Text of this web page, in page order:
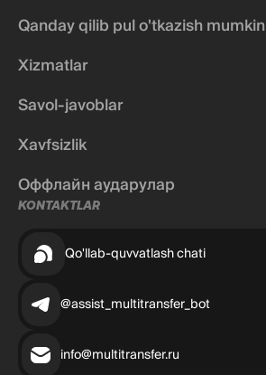
Qanday qilib pul o'tkazish mumkin
Xizmatlar
Savol-javoblar
Xavfsizlik
Оффлайн аударулар
KONTAKTLAR
Qo'llab-quvvatlash chati
@assist_multitransfer_bot
info@multitransfer.ru